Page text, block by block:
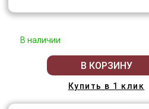
В наличии
В КОРЗИНУ
Купить в 1 клик